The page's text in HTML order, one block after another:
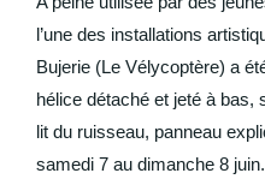
l’une des installations
Bujerie (Le Vélycoptère) a
hélice détaché et jeté à bas,
lit du ruisseau, panneau
samedi 7 au dimanche 8 juin.